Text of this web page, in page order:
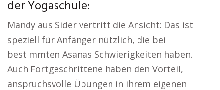
der Yogaschule:
Mandy aus Sider vertritt die Ansicht: Das ist
speziell für Anfänger nützlich, die bei
bestimmten Asanas Schwierigkeiten haben.
Auch Fortgeschrittene haben den Vorteil,
anspruchsvolle Übungen in ihrem eigenen